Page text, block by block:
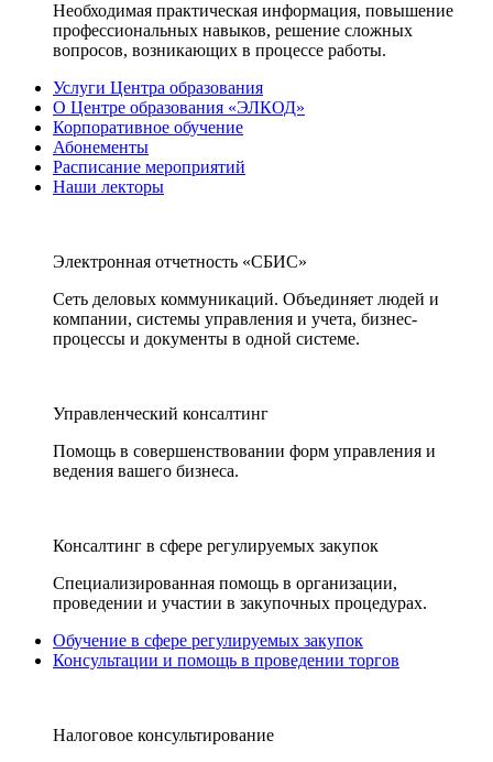
Необходимая практическая информация, повышение
профессиональных навыков, решение сложных
вопросов, возникающих в процессе работы.
Услуги Центра образования
О Центре образования «ЭЛКОД»
Корпоративное обучение
Абонементы
Расписание мероприятий
Наши лекторы
Электронная отчетность «СБИС»
Сеть деловых коммуникаций. Объединяет людей и
компании, системы управления и учета, бизнес-
процессы и документы в одной системе.
Управленческий консалтинг
Помощь в совершенствовании форм управления и
ведения вашего бизнеса.
Консалтинг в сфере регулируемых закупок
Специализированная помощь в организации,
проведении и участии в закупочных процедурах.
Обучение в сфере регулируемых закупок
Консультации и помощь в проведении торгов
Налоговое консультирование